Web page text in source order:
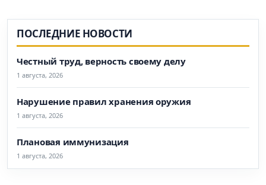
ПОСЛЕДНИЕ НОВОСТИ
Честный труд, верность своему делу
1 августа, 2026
Нарушение правил хранения оружия
1 августа, 2026
Плановая иммунизация
1 августа, 2026